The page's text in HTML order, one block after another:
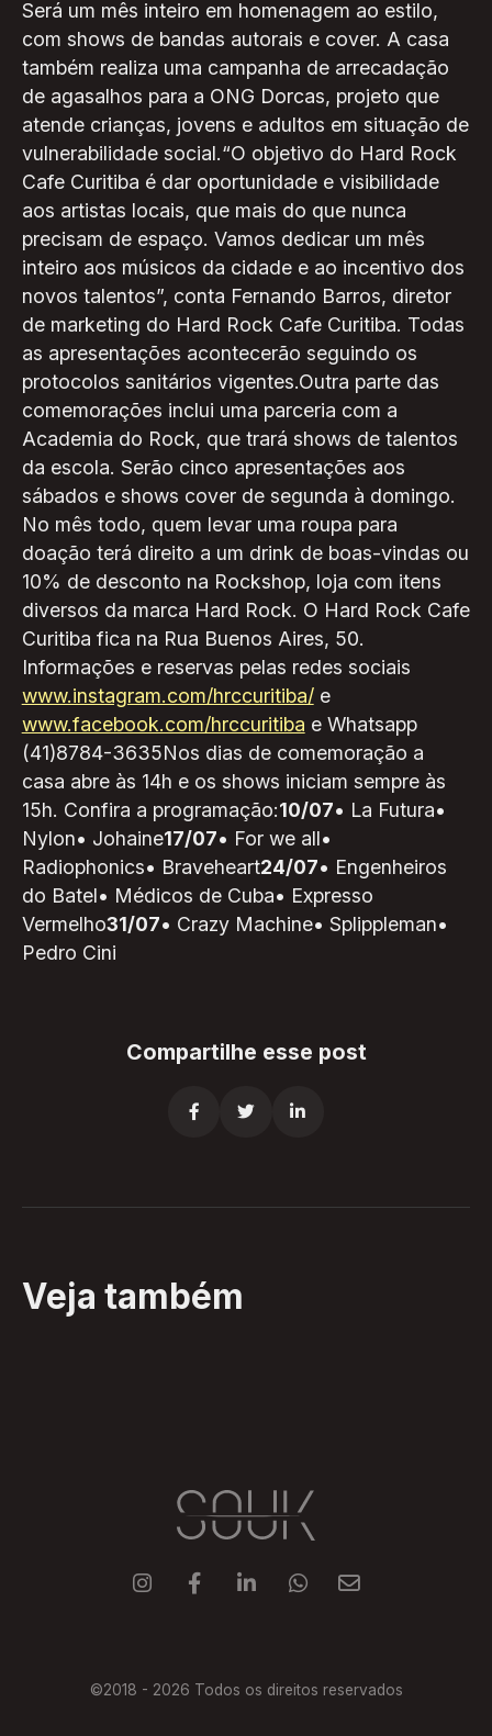
Será um mês inteiro em homenagem ao estilo,
com shows de bandas autorais e cover. A casa
também realiza uma campanha de arrecadação
de agasalhos para a ONG Dorcas, projeto que
atende crianças, jovens e adultos em situação de
vulnerabilidade social.“O objetivo do Hard Rock
Cafe Curitiba é dar oportunidade e visibilidade
aos artistas locais, que mais do que nunca
precisam de espaço. Vamos dedicar um mês
inteiro aos músicos da cidade e ao incentivo dos
novos talentos”, conta Fernando Barros, diretor
de marketing do Hard Rock Cafe Curitiba. Todas
as apresentações acontecerão seguindo os
protocolos sanitários vigentes.Outra parte das
comemorações inclui uma parceria com a
Academia do Rock, que trará shows de talentos
da escola. Serão cinco apresentações aos
sábados e shows cover de segunda à domingo.
No mês todo, quem levar uma roupa para
doação terá direito a um drink de boas-vindas ou
10% de desconto na Rockshop, loja com itens
diversos da marca Hard Rock. O Hard Rock Cafe
Curitiba fica na Rua Buenos Aires, 50.
Informações e reservas pelas redes sociais
www.instagram.com/hrccuritiba/e
www.facebook.com/hrccuritiba e Whatsapp
(41)8784-3635Nos dias de comemoração a
casa abre às 14h e os shows iniciam sempre às
15h. Confira a programação:10/07• La Futura•
Nylon• Johaine17/07• For we all•
Radiophonics• Braveheart24/07• Engenheiros
do Batel• Médicos de Cuba• Expresso
Vermelho31/07• Crazy Machine• Splippleman•
Pedro Cini
Compartilhe esse post
  
Veja também
    
©2018 - 2026 Todos os direitos reservados